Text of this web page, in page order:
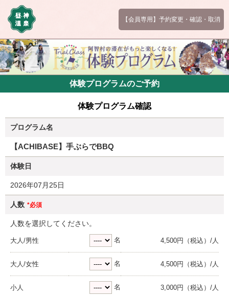
【会員専用】予約変更・確認・取消
体験プログラムのご予約
体験プログラム確認
プログラム名
【ACHIBASE】手ぶらでBBQ
体験日
2026年07月25日
人数 *必須
人数を選択してください。
大人/男性 名 4,500円（税込）/人
大人/女性 名 4,500円（税込）/人
小人 名 3,000円（税込）/人